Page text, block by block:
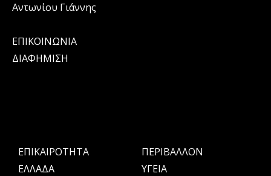
Αντωνίου Γιάννης
ΕΠΙΚΟΙΝΩΝΙΑ
ΔΙΑΦΗΜΙΣΗ
ΕΠΙΚΑΙΡΟΤΗΤΑ
ΕΛΛΑΔΑ
ΠΕΡΙΒΑΛΛΟΝ
ΥΓΕΙΑ